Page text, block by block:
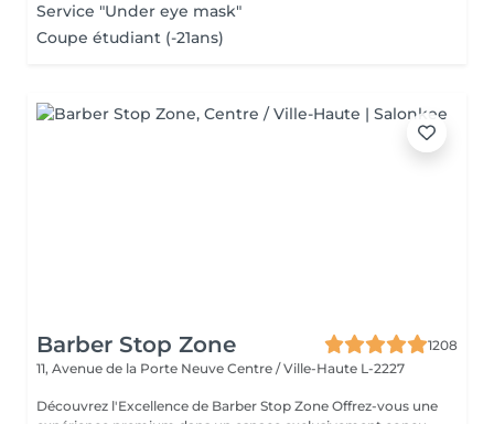
Service "Under eye mask"
Coupe étudiant (-21ans)
Barber Stop Zone
1208
11, Avenue de la Porte Neuve Centre / Ville-Haute L-2227
Découvrez l'Excellence de Barber Stop Zone Offrez-vous une